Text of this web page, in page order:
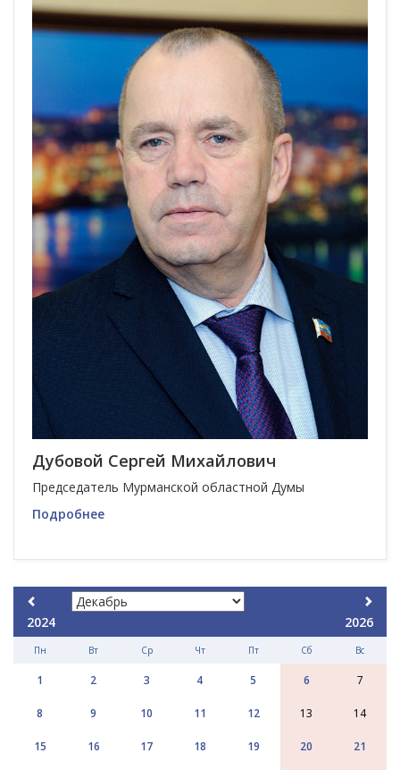
Дубовой Сергей Михайлович
Председатель Мурманской областной Думы
Подробнее
2024 2026
Пн Вт Ср Чт Пт Сб Вс
1 2 3 4 5 6 7
8 9 10 11 12 13 14
15 16 17 18 19 20 21